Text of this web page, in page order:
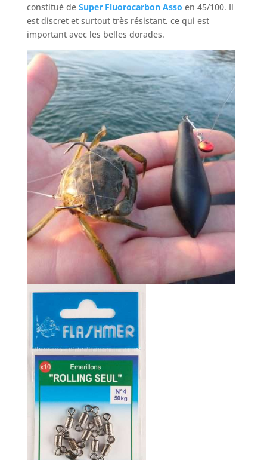
constitué de Super Fluorocarbon Asso en 45/100. Il
est discret et surtout très résistant, ce qui est
important avec les belles dorades.